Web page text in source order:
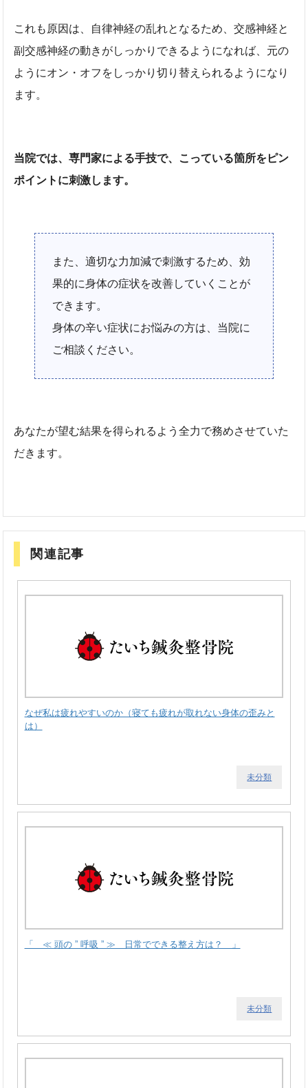
これも原因は、自律神経の乱れとなるため、交感神経と
副交感神経の動きがしっかりできるようになれば、元の
ようにオン・オフをしっかり切り替えられるようになり
ます。
当院では、専門家による手技で、こっている箇所をピン
ポイントに刺激します。
また、適切な力加減で刺激するため、効
果的に身体の症状を改善していくことが
できます。
身体の辛い症状にお悩みの方は、当院に
ご相談ください。
あなたが望む結果を得られるよう全力で務めさせていた
だきます。
関連記事
なぜ私は疲れやすいのか（寝ても疲れが取れない身体の歪みと
は）
未分類
「 ≪ 頭の ” 呼吸 ” ≫ 日常でできる整え方は？ 」
未分類